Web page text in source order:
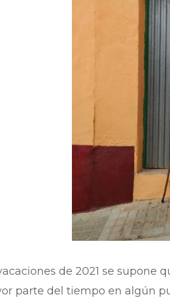
de 2021 se supone
parte del tiempo en algún